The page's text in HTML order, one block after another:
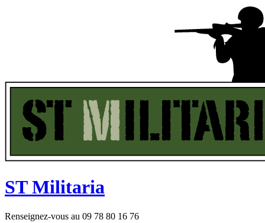
STMilitaria
Renseignez-vous au 09 78 80 16 76